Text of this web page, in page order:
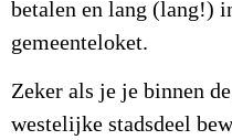
betalen en lang (lang!)
gemeenteloket.
Zeker als je je binnen
westelijke stadsdeel